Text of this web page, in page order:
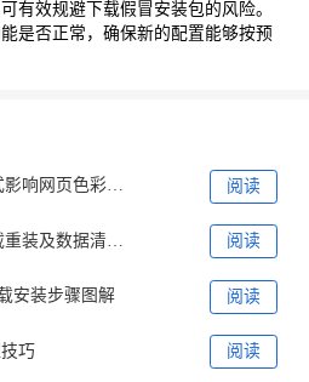
有效规避下载假冒安装包的风险。
是否正常，确保新的配置能够按预
Chrome浏览器夜间模式影响网页色彩显示吗 阅读
谷歌Chrome下载包卸载重装及数据清理全流程说明 阅读
安装步骤图解 阅读
巧 阅读